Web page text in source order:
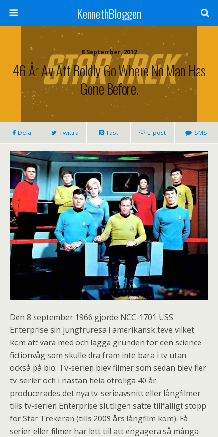
KennethBloggen
8 September, 2012
46 År Av Att Boldly Go Where No Man Has
Gone Before.
Dela Twittra Fäst E-post SMS
Den 8 september 1966 gjorde NCC-1701 USS
Enterprise sin jungfruresa i amerikansk teve vilket
kom att vara med och lägga grunden för den science
fictionvåg som skulle dra fram inte bara i tv utan
också på bio. Tv-serien blev filmer som sedan blev fler
tv-serier och i nästan hela otroliga 40 år
producerades det nya tv-serieavsnitt eller långfilmer
tills tv-serien Enterprise slutligen satte tillfälligt stopp
för Star Trekeran (tills 2009 års långfilm kom). Få
serier eller filmer har lett till att engagera så många